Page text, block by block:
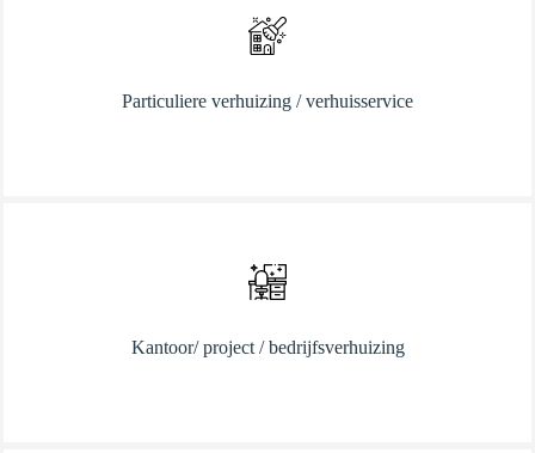
Particuliere verhuizing / verhuisservice
Kantoor/ project / bedrijfsverhuizing